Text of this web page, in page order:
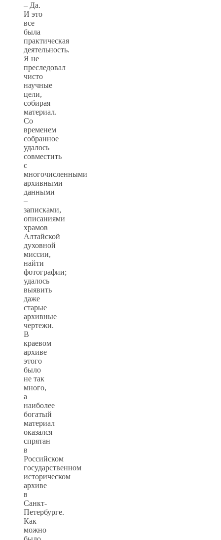
– Да.
И это
все
была
практическая
деятельность.
Я не
преследовал
чисто
научные
цели,
собирая
материал.
Со
временем
собранное
удалось
совместить
с
многочисленными
архивными
данными
–
записками,
описаниями
храмов
Алтайской
духовной
миссии,
найти
фотографии;
удалось
выявить
даже
старые
архивные
чертежи.
В
краевом
архиве
этого
было
не так
много,
а
наиболее
богатый
материал
оказался
спрятан
в
Российском
государственном
историческом
архиве
в
Санкт-
Петербурге.
Как
можно